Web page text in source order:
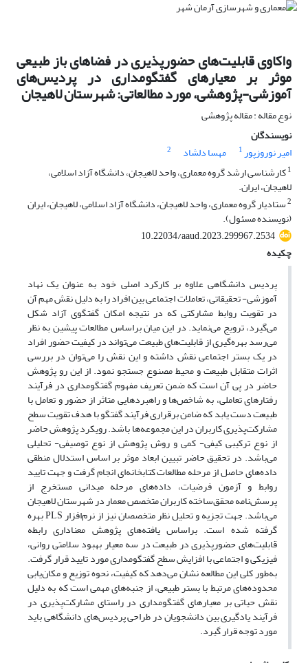
واکاوی قابلیت‌های حضورپذیری در فضاهای باز طبیعی
موثر بر معیارهای گفتگومداری در پردیس‌های
آموزشی-پژوهشی، مورد مطالعاتی: شهرستان لاهیجان
نوع مقاله : مقاله پژوهشی
نویسندگان
امیر نوروزپور1 مهسا دلشاد
2
1کارشناسی ارشد گروه معماری، واحد لاهیجان، دانشگاه آزاد اسلامی،
لاهیجان، ایران.
2ستادیار گروه معماری، واحد لاهیجان، دانشگاه آزاد اسلامی، لاهیجان، ایران
(نویسنده مسئول).
10.22034/aaud.2023.299967.2534
چکیده
پردیس دانشگاهی علاوه بر کارکرد اصلی خود به عنوان یک نهاد
آموزشی- تحقیقاتی، تعاملات اجتماعی بین افراد را به دلیل نقش مهم آن
در تقویت روابط مشارکتی که در نتیجه امکان گفتگوی آزاد شکل
می‌گیرد، ترویج می‌نماید. در این میان براساس مطالعات پیشین به نظر
می‌رسد بهره‌گیری از قابلیت‌های طبیعت می‌تواند در کیفیت حضور افراد
در یک بستر اجتماعی نقش داشته و این نقش را می‌توان در بررسی
اثرات متقابل طبیعت و محیط مصنوع جستجو نمود. از این رو پژوهش
حاضر در پی آن است که ضمن تعریف مفهوم گفتگومداری در فرآیند
رفتارهای تعاملی، به شاخص‌ها و راهبردهایی متاثر از حضور و تعامل با
طبیعت دست یابد که ضامن برقراری فرآیند گفتگو با هدف تقویت سطح
مشارکت‌پذیری کاربران در این مجموعه‌ها باشد. رویکرد پژوهش حاضر
از نوع ترکیبی کیفی- کمی و روش پژوهش از نوع توصیفی- تحلیلی
می‌باشد. در تحقیق حاضر تبیین ابعاد موثر بر اساس استدلال منطقی
داده‌های حاصل از مرحله مطالعات کتابخانه‌ای انجام گرفت و جهت تایید
روابط و آزمون فرضیات، داده‌های مرحله میدانی مستخرج از
پرسش‌نامه محقق‌ساخته کاربران متخصص معمار در شهرستان لاهیجان
می‌باشد. جهت تجزیه و تحلیل نظر متخصصان نیز از نرم‌افزار PLS بهره
گرفته شده است. براساس یافته‌های پژوهش معناداری رابطه
قابلیت‌های حضورپذیری در طبیعت در سه معیار بهبود سلامتی روانی،
فیزیکی و اجتماعی با افزایش سطح گفتگومداری مورد تایید قرار گرفت.
به‌طور کلی این مطالعه نشان می‌دهد که کیفیت، نحوه توزیع و مکان‌یابی
محدوده‌های مرتبط با بستر طبیعی، از جنبه‌های مهمی است که به دلیل
نقش حیاتی بر معیارهای گفتگومداری در راستای مشارکت‌پذیری در
فرآیند یادگیری بین دانشجویان در طراحی پردیس‌های دانشگاهی باید
مورد توجه قرار گیرد.